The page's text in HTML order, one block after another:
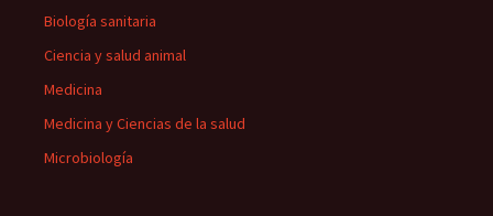
Biología sanitaria
Ciencia y salud animal
Medicina
Medicina y Ciencias de la salud
Microbiología